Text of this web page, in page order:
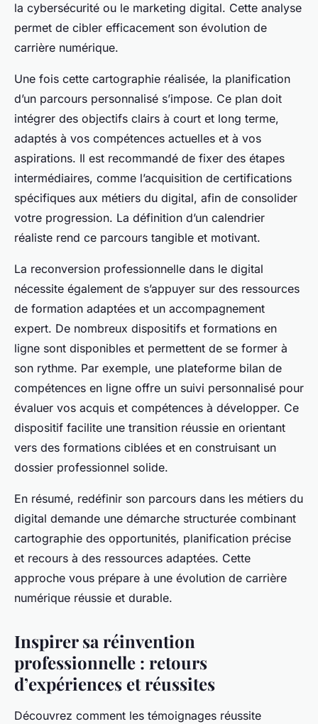
la cybersécurité ou le marketing digital. Cette analyse
permet de cibler efficacement son évolution de
carrière numérique.
Une fois cette cartographie réalisée, la planification
d’un parcours personnalisé s’impose. Ce plan doit
intégrer des objectifs clairs à court et long terme,
adaptés à vos compétences actuelles et à vos
aspirations. Il est recommandé de fixer des étapes
intermédiaires, comme l’acquisition de certifications
spécifiques aux métiers du digital, afin de consolider
votre progression. La définition d’un calendrier
réaliste rend ce parcours tangible et motivant.
La reconversion professionnelle dans le digital
nécessite également de s’appuyer sur des ressources
de formation adaptées et un accompagnement
expert. De nombreux dispositifs et formations en
ligne sont disponibles et permettent de se former à
son rythme. Par exemple, une plateforme bilan de
compétences en ligne offre un suivi personnalisé pour
évaluer vos acquis et compétences à développer. Ce
dispositif facilite une transition réussie en orientant
vers des formations ciblées et en construisant un
dossier professionnel solide.
En résumé, redéfinir son parcours dans les métiers du
digital demande une démarche structurée combinant
cartographie des opportunités, planification précise
et recours à des ressources adaptées. Cette
approche vous prépare à une évolution de carrière
numérique réussie et durable.
Inspirer sa réinvention
professionnelle : retours
d’expériences et réussites
Découvrez comment les témoignages réussite